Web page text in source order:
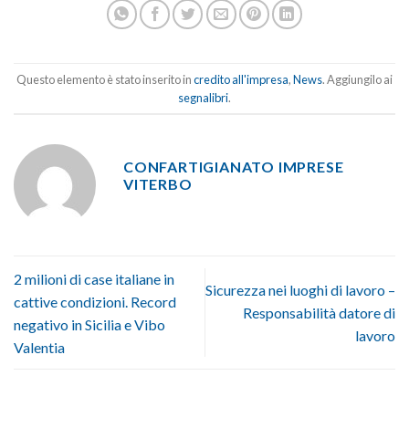
Questo elemento è stato inserito incredito all'impresa,News. Aggiungilo ai
segnalibri.
CONFARTIGIANATO IMPRESE
VITERBO
2 milioni di case italiane in
cattive condizioni. Record
negativo in Sicilia e Vibo
Valentia
Sicurezza nei luoghi di lavoro –
Responsabilità datore di
lavoro